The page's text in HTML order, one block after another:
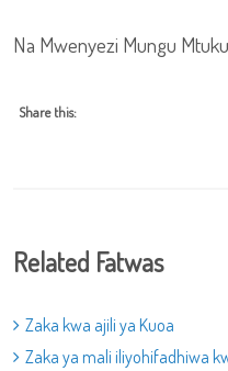
Na Mwenyezi Mungu
Share this:
Related Fatwas
Zaka kwa ajili ya Kuoa
Zaka ya mali iliyohifadhiwa